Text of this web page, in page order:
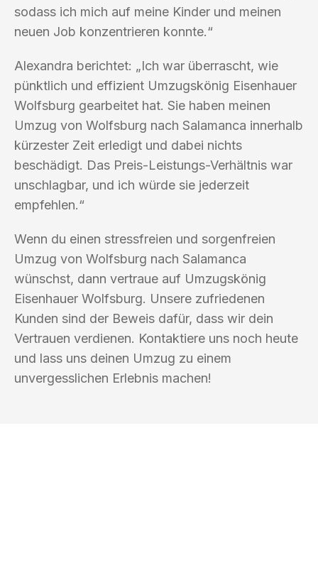
sodass ich mich auf meine Kinder und meinen
neuen Job konzentrieren konnte.“
Alexandra berichtet: „Ich war überrascht, wie
pünktlich und effizient Umzugskönig Eisenhauer
Wolfsburg gearbeitet hat. Sie haben meinen
Umzug von Wolfsburg nach Salamanca innerhalb
kürzester Zeit erledigt und dabei nichts
beschädigt. Das Preis-Leistungs-Verhältnis war
unschlagbar, und ich würde sie jederzeit
empfehlen.“
Wenn du einen stressfreien und sorgenfreien
Umzug von Wolfsburg nach Salamanca
wünschst, dann vertraue auf Umzugskönig
Eisenhauer Wolfsburg. Unsere zufriedenen
Kunden sind der Beweis dafür, dass wir dein
Vertrauen verdienen. Kontaktiere uns noch heute
und lass uns deinen Umzug zu einem
unvergesslichen Erlebnis machen!